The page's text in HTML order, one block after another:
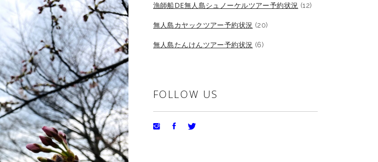
漁師船DE無人島シュノーケルツアー予約状況 (12)
無人島カヤックツアー予約状況 (20)
無人島たんけんツアー予約状況 (6)
FOLLOW US